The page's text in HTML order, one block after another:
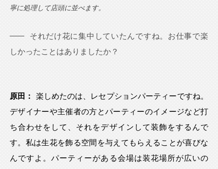
寧に処理して店頭に並べます。
それだけ花に集中していたんですね。お仕事で楽
しかったことはありましたか？
原田：
楽しめたのは、レセプションパーティーですね。
デザイナーや主催者の方とパーティーのイメージなど打
ち合わせをして、それをデザインして装飾をするんで
す。私は生花を飾る空間を与えてもらえることが喜びな
んですよ。パーティーがある会場は装花場所が広いの